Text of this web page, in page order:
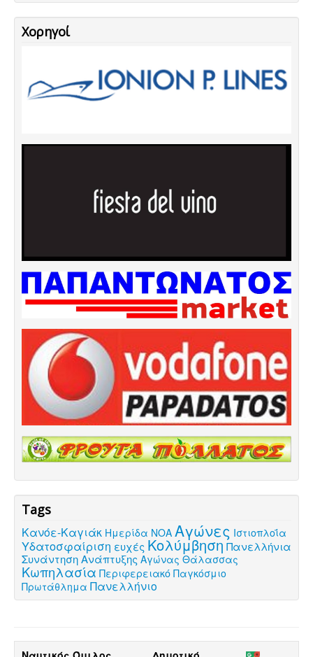
Χορηγοί
Tags
Κανόε-Καγιάκ Ημερίδα ΝΟΑ Αγώνες Ιστιοπλοΐα
Υδατοσφαίριση ευχές Κολύμβηση Πανελλήνια
Συνάντηση Ανάπτυξης Αγώνας Θάλασσας
Κωπηλασία Περιφερειακό Παγκόσμιο
Πρωτάθλημα Πανελλήνιο